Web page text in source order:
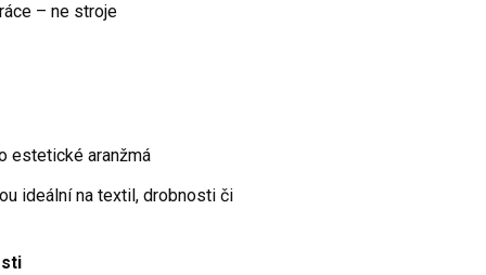
– ne stroje
estetické aranžmá
ideální na textil, drobnosti či